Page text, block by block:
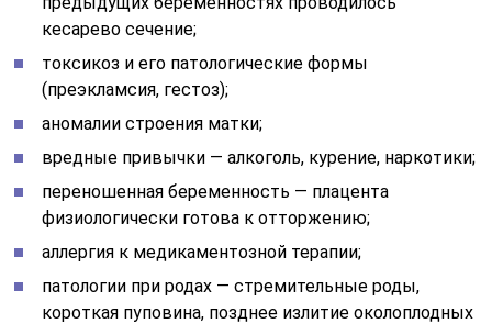
кесарево сечение;
токсикоз и его патологические формы
(преэкламсия, гестоз);
аномалии строения матки;
вредные привычки — алкоголь, курение, наркотики;
переношенная беременность — плацента
физиологически готова к отторжению;
аллергия к медикаментозной терапии;
патологии при родах — стремительные роды,
короткая пуповина, позднее излитие околоплодных